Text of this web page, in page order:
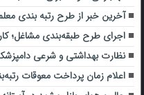
آخرین خبر از طرح رتبه بندی معلمان ۳۰ بهمن
اجرای طرح طبقه‌بندی مشاغل؛
نظارت بهداشتی و شرعی
اعلام زمان پرداخت معوقات